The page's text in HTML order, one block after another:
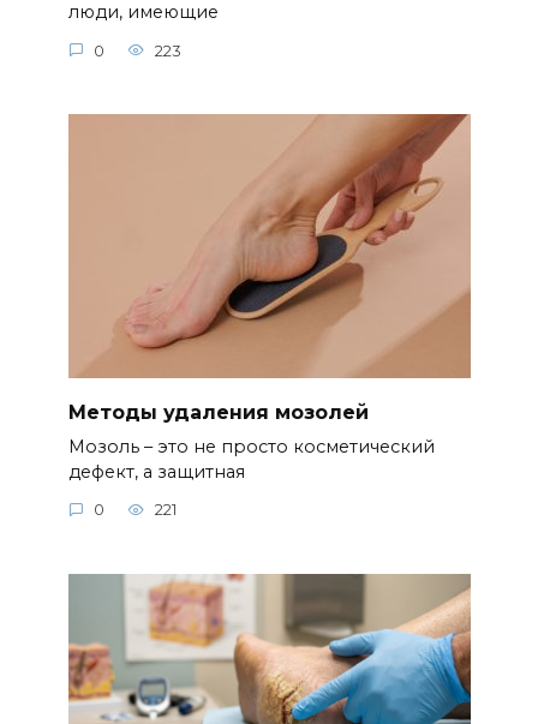
люди, имеющие
0 223
Методы удаления мозолей
Мозоль – это не просто косметический
дефект, а защитная
0 221